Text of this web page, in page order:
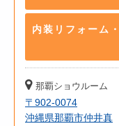
内装リフォーム
那覇ショウルーム
〒902-0074
沖縄県那覇市仲井真